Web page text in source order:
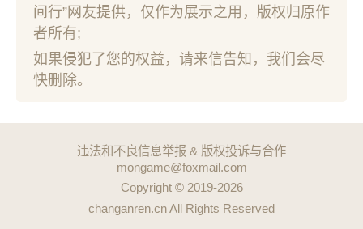
间行”网友提供，仅作为展示之用，版权归原作
者所有;
如果侵犯了您的权益，请来信告知，我们会尽
快删除。
违法和不良信息举报 & 版权投诉与合作
mongame@foxmail.com
Copyright © 2019-2026
changanren.cn All Rights Reserved